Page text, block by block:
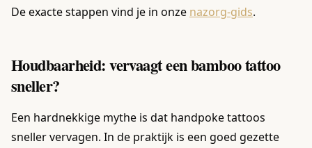
De exacte stappen vind je in onze nazorg-gids.
Houdbaarheid: vervaagt een bamboo tattoo
sneller?
Een hardnekkige mythe is dat handpoke tattoos
sneller vervagen. In de praktijk is een goed gezette